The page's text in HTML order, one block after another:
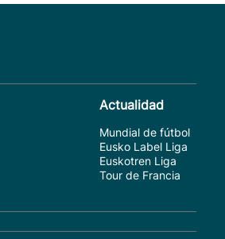
Actualidad
Mundial de fútbol
Eusko Label Liga
Euskotren Liga
Tour de Francia